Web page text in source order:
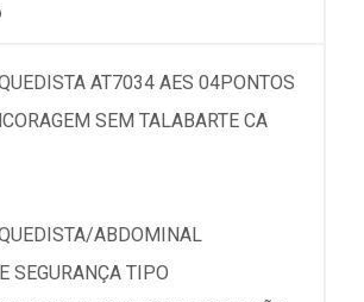
AT7034 AES 04PONTOS
SEM TALABARTE CA
ABDOMINAL
SEGURANÇA TIPO